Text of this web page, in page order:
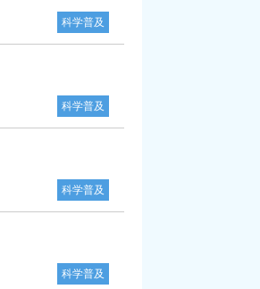
科学普及
科学普及
科学普及
科学普及